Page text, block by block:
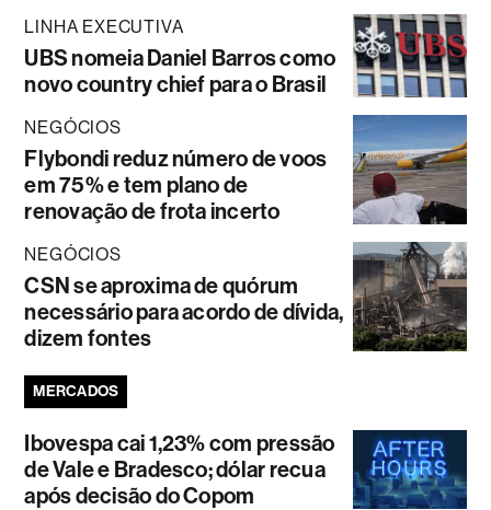
LINHA EXECUTIVA
UBS nomeia Daniel Barros como
novo country chief para o Brasil
NEGÓCIOS
Flybondi reduz número de voos
em 75% e tem plano de
renovação de frota incerto
NEGÓCIOS
CSN se aproxima de quórum
necessário para acordo de dívida,
dizem fontes
MERCADOS
Ibovespa cai 1,23% com pressão
de Vale e Bradesco; dólar recua
após decisão do Copom